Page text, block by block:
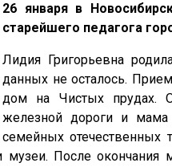
26 января в
старейшего педагога
Лидия Григорьевна
данных не осталось.
дом на Чистых прудах.
железной дороги и
семейных отечественных
музеи. После